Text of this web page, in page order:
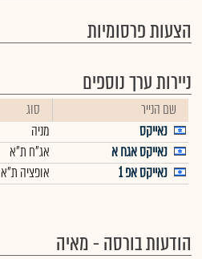
הצעות פרסומיות
ניירות ערך נוספים
שם הנייר סוג
נאייקס
מניה
נאייקס אגח א
אג"ח ת"א
נאייקס אפ 1
אופציה ת"א
הודעות בורסה - מאיה